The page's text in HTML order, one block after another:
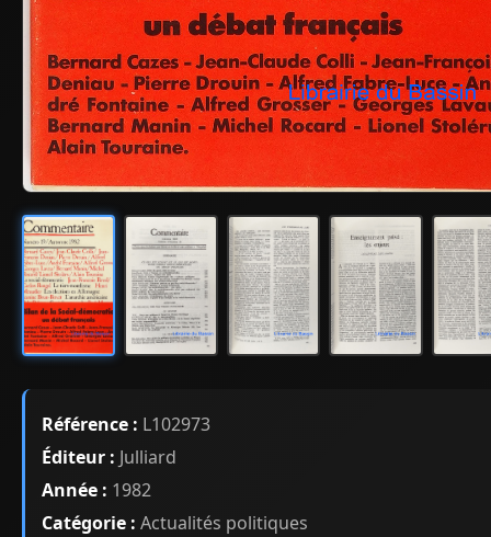
Référence : L102973
Éditeur : Julliard
Année : 1982
Catégorie : Actualités politiques